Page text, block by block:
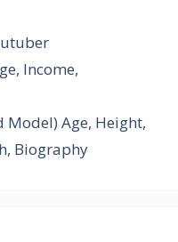
Income,
Model) Age, Height,
Biography